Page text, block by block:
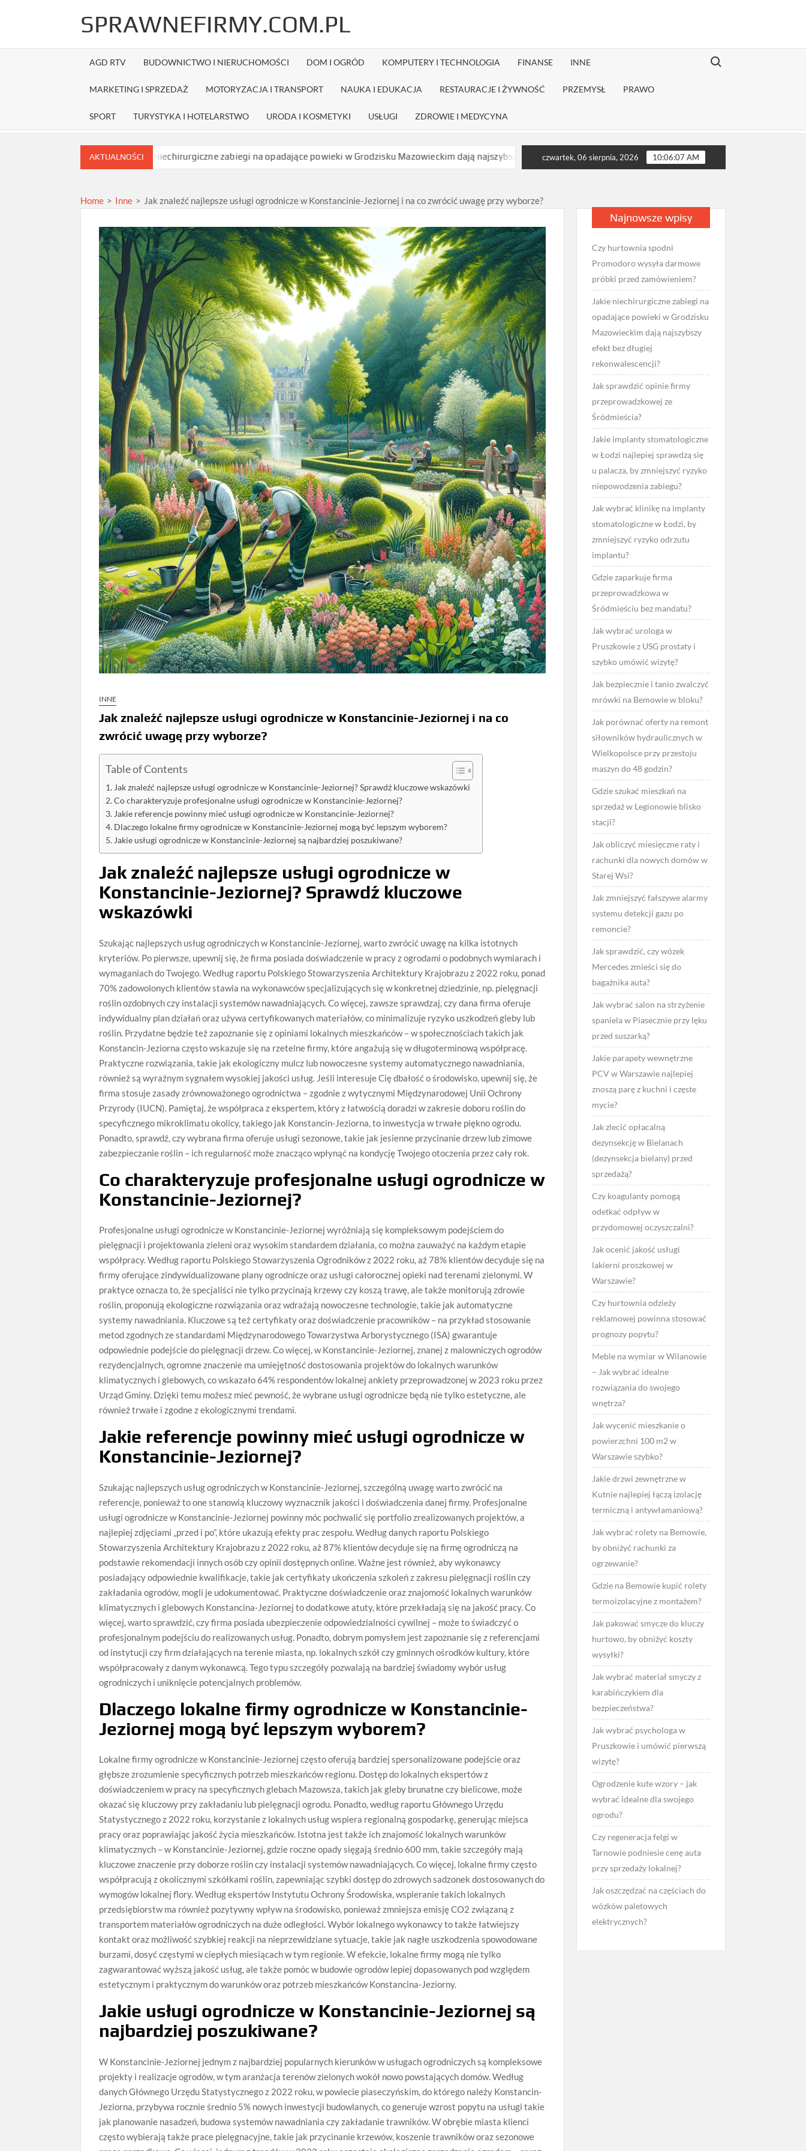
SPRAWNEFIRMY.COM.PL
AGD RTV BUDOWNICTWO I NIERUCHOMOŚCI DOM I OGRÓD KOMPUTERY I TECHNOLOGIA FINANSE INNE
MARKETING I SPRZEDAŻ MOTORYZACJA I TRANSPORT NAUKA I EDUKACJA RESTAURACJE I ŻYWNOŚĆ PRZEMYSŁ PRAWO
SPORT TURYSTYKA I HOTELARSTWO URODA I KOSMETYKI USŁUGI ZDROWIE I MEDYCYNA
Search for:
AKTUALNOŚCI
Jakie niechirurgiczne zabiegi na opadające powieki w Grodzisku Mazowieckim dają najszybszy efekt bez długiej rekonwalescencji? Jak sprawdzić opinie firmy przeprowadzkowej
czwartek, 06 sierpnia, 2026 10:06:09 AM
Home > Inne > Jak znaleźć najlepsze usługi ogrodnicze w Konstancinie-Jeziornej i na co zwrócić uwagę przy wyborze?
INNE
Jak znaleźć najlepsze usługi ogrodnicze w Konstancinie-Jeziornej i na co
zwrócić uwagę przy wyborze?
Table of Contents
Jak znaleźć najlepsze usługi ogrodnicze w Konstancinie-Jeziornej? Sprawdź kluczowe wskazówki
Co charakteryzuje profesjonalne usługi ogrodnicze w Konstancinie-Jeziornej?
Jakie referencje powinny mieć usługi ogrodnicze w Konstancinie-Jeziornej?
Dlaczego lokalne firmy ogrodnicze w Konstancinie-Jeziornej mogą być lepszym wyborem?
Jakie usługi ogrodnicze w Konstancinie-Jeziornej są najbardziej poszukiwane?
Jak znaleźć najlepsze usługi ogrodnicze w
Konstancinie-Jeziornej? Sprawdź kluczowe
wskazówki
Szukając najlepszych usług ogrodniczych w Konstancinie-Jeziornej, warto zwrócić uwagę na kilka istotnych
kryteriów. Po pierwsze, upewnij się, że firma posiada doświadczenie w pracy z ogrodami o podobnych wymiarach i
wymaganiach do Twojego. Według raportu Polskiego Stowarzyszenia Architektury Krajobrazu z 2022 roku, ponad
70% zadowolonych klientów stawia na wykonawców specjalizujących się w konkretnej dziedzinie, np. pielęgnacji
roślin ozdobnych czy instalacji systemów nawadniających. Co więcej, zawsze sprawdzaj, czy dana firma oferuje
indywidualny plan działań oraz używa certyfikowanych materiałów, co minimalizuje ryzyko uszkodzeń gleby lub
roślin. Przydatne będzie też zapoznanie się z opiniami lokalnych mieszkańców – w społecznościach takich jak
Konstancin-Jeziorna często wskazuje się na rzetelne firmy, które angażują się w długoterminową współpracę.
Praktyczne rozwiązania, takie jak ekologiczny mulcz lub nowoczesne systemy automatycznego nawadniania,
również są wyraźnym sygnałem wysokiej jakości usług. Jeśli interesuje Cię dbałość o środowisko, upewnij się, że
firma stosuje zasady zrównoważonego ogrodnictwa – zgodnie z wytycznymi Międzynarodowej Unii Ochrony
Przyrody (IUCN). Pamiętaj, że współpraca z ekspertem, który z łatwością doradzi w zakresie doboru roślin do
specyficznego mikroklimatu okolicy, takiego jak Konstancin-Jeziorna, to inwestycja w trwałe piękno ogrodu.
Ponadto, sprawdź, czy wybrana firma oferuje usługi sezonowe, takie jak jesienne przycinanie drzew lub zimowe
zabezpieczanie roślin – ich regularność może znacząco wpłynąć na kondycję Twojego otoczenia przez cały rok.
Co charakteryzuje profesjonalne usługi ogrodnicze w
Konstancinie-Jeziornej?
Profesjonalne usługi ogrodnicze w Konstancinie-Jeziornej wyróżniają się kompleksowym podejściem do
pielęgnacji i projektowania zieleni oraz wysokim standardem działania, co można zauważyć na każdym etapie
współpracy. Według raportu Polskiego Stowarzyszenia Ogrodników z 2022 roku, aż 78% klientów decyduje się na
firmy oferujące zindywidualizowane plany ogrodnicze oraz usługi całorocznej opieki nad terenami zielonymi. W
praktyce oznacza to, że specjaliści nie tylko przycinają krzewy czy koszą trawę, ale także monitorują zdrowie
roślin, proponują ekologiczne rozwiązania oraz wdrażają nowoczesne technologie, takie jak automatyczne
systemy nawadniania. Kluczowe są też certyfikaty oraz doświadczenie pracowników – na przykład stosowanie
metod zgodnych ze standardami Międzynarodowego Towarzystwa Arborystycznego (ISA) gwarantuje
odpowiednie podejście do pielęgnacji drzew. Co więcej, w Konstancinie-Jeziornej, znanej z malowniczych ogrodów
rezydencjalnych, ogromne znaczenie ma umiejętność dostosowania projektów do lokalnych warunków
klimatycznych i glebowych, co wskazało 64% respondentów lokalnej ankiety przeprowadzonej w 2023 roku przez
Urząd Gminy. Dzięki temu możesz mieć pewność, że wybrane usługi ogrodnicze będą nie tylko estetyczne, ale
również trwałe i zgodne z ekologicznymi trendami.
Jakie referencje powinny mieć usługi ogrodnicze w
Konstancinie-Jeziornej?
Szukając najlepszych usług ogrodniczych w Konstancinie-Jeziornej, szczególną uwagę warto zwrócić na
referencje, ponieważ to one stanowią kluczowy wyznacznik jakości i doświadczenia danej firmy. Profesjonalne
usługi ogrodnicze w Konstancinie-Jeziornej powinny móc pochwalić się portfolio zrealizowanych projektów, a
najlepiej zdjęciami „przed i po”, które ukazują efekty prac zespołu. Według danych raportu Polskiego
Stowarzyszenia Architektury Krajobrazu z 2022 roku, aż 87% klientów decyduje się na firmę ogrodniczą na
podstawie rekomendacji innych osób czy opinii dostępnych online. Ważne jest również, aby wykonawcy
posiadający odpowiednie kwalifikacje, takie jak certyfikaty ukończenia szkoleń z zakresu pielęgnacji roślin czy
zakładania ogrodów, mogli je udokumentować. Praktyczne doświadczenie oraz znajomość lokalnych warunków
klimatycznych i glebowych Konstancina-Jeziornej to dodatkowe atuty, które przekładają się na jakość pracy. Co
więcej, warto sprawdzić, czy firma posiada ubezpieczenie odpowiedzialności cywilnej – może to świadczyć o
profesjonalnym podejściu do realizowanych usług. Ponadto, dobrym pomysłem jest zapoznanie się z referencjami
od instytucji czy firm działających na terenie miasta, np. lokalnych szkół czy gminnych ośrodków kultury, które
współpracowały z danym wykonawcą. Tego typu szczegóły pozwalają na bardziej świadomy wybór usług
ogrodniczych i uniknięcie potencjalnych problemów.
Dlaczego lokalne firmy ogrodnicze w Konstancinie-
Jeziornej mogą być lepszym wyborem?
Lokalne firmy ogrodnicze w Konstancinie-Jeziornej często oferują bardziej spersonalizowane podejście oraz
głębsze zrozumienie specyficznych potrzeb mieszkańców regionu. Dostęp do lokalnych ekspertów z
doświadczeniem w pracy na specyficznych glebach Mazowsza, takich jak gleby brunatne czy bielicowe, może
okazać się kluczowy przy zakładaniu lub pielęgnacji ogrodu. Ponadto, według raportu Głównego Urzędu
Statystycznego z 2022 roku, korzystanie z lokalnych usług wspiera regionalną gospodarkę, generując miejsca
pracy oraz poprawiając jakość życia mieszkańców. Istotna jest także ich znajomość lokalnych warunków
klimatycznych – w Konstancinie-Jeziornej, gdzie roczne opady sięgają średnio 600 mm, takie szczegóły mają
kluczowe znaczenie przy doborze roślin czy instalacji systemów nawadniających. Co więcej, lokalne firmy często
współpracują z okolicznymi szkółkami roślin, zapewniając szybki dostęp do zdrowych sadzonek dostosowanych do
wymogów lokalnej flory. Według ekspertów Instytutu Ochrony Środowiska, wspieranie takich lokalnych
przedsiębiorstw ma również pozytywny wpływ na środowisko, ponieważ zmniejsza emisję CO2 związaną z
transportem materiałów ogrodniczych na duże odległości. Wybór lokalnego wykonawcy to także łatwiejszy
kontakt oraz możliwość szybkiej reakcji na nieprzewidziane sytuacje, takie jak nagłe uszkodzenia spowodowane
burzami, dosyć częstymi w ciepłych miesiącach w tym regionie. W efekcie, lokalne firmy mogą nie tylko
zagwarantować wyższą jakość usług, ale także pomóc w budowie ogrodów lepiej dopasowanych pod względem
estetycznym i praktycznym do warunków oraz potrzeb mieszkańców Konstancina-Jeziorny.
Jakie usługi ogrodnicze w Konstancinie-Jeziornej są
najbardziej poszukiwane?
W Konstancinie-Jeziornej jednym z najbardziej popularnych kierunków w usługach ogrodniczych są kompleksowe
projekty i realizacje ogrodów, w tym aranżacja terenów zielonych wokół nowo powstających domów. Według
danych Głównego Urzędu Statystycznego z 2022 roku, w powiecie piaseczyńskim, do którego należy Konstancin-
Jeziorna, przybywa rocznie średnio 5% nowych inwestycji budowlanych, co generuje wzrost popytu na usługi takie
jak planowanie nasadzeń, budowa systemów nawadniania czy zakładanie trawników. W obrębie miasta klienci
często wybierają także prace pielęgnacyjne, takie jak przycinanie krzewów, koszenie trawników oraz sezonowe
Najnowsze wpisy
Czy hurtownia spodni
Promodoro wysyła darmowe
próbki przed zamówieniem?
Jakie niechirurgiczne zabiegi na
opadające powieki w Grodzisku
Mazowieckim dają najszybszy
efekt bez długiej
rekonwalescencji?
Jak sprawdzić opinie firmy
przeprowadzkowej ze
Śródmieścia?
Jakie implanty stomatologiczne
w Łodzi najlepiej sprawdzą się
u palacza, by zmniejszyć ryzyko
niepowodzenia zabiegu?
Jak wybrać klinikę na implanty
stomatologiczne w Łodzi, by
zmniejszyć ryzyko odrzutu
implantu?
Gdzie zaparkuje firma
przeprowadzkowa w
Śródmieściu bez mandatu?
Jak wybrać urologa w
Pruszkowie z USG prostaty i
szybko umówić wizytę?
Jak bezpiecznie i tanio zwalczyć
mrówki na Bemowie w bloku?
Jak porównać oferty na remont
siłowników hydraulicznych w
Wielkopolsce przy przestoju
maszyn do 48 godzin?
Gdzie szukać mieszkań na
sprzedaż w Legionowie blisko
stacji?
Jak obliczyć miesięczne raty i
rachunki dla nowych domów w
Starej Wsi?
Jak zmniejszyć fałszywe alarmy
systemu detekcji gazu po
remoncie?
Jak sprawdzić, czy wózek
Mercedes zmieści się do
bagażnika auta?
Jak wybrać salon na strzyżenie
spaniela w Piasecznie przy lęku
przed suszarką?
Jakie parapety wewnętrzne
PCV w Warszawie najlepiej
znoszą parę z kuchni i częste
mycie?
Jak zlecić opłacalną
dezynsekcję w Bielanach
(dezynsekcja bielany) przed
sprzedażą?
Czy koagulanty pomogą
odetkać odpływ w
przydomowej oczyszczalni?
Jak ocenić jakość usługi
lakierni proszkowej w
Warszawie?
Czy hurtownia odzieży
reklamowej powinna stosować
prognozy popytu?
Meble na wymiar w Wilanowie
– Jak wybrać idealne
rozwiązania do swojego
wnętrza?
Jak wycenić mieszkanie o
powierzchni 100 m2 w
Warszawie szybko?
Jakie drzwi zewnętrzne w
Kutnie najlepiej łączą izolację
termiczną i antywłamaniową?
Jak wybrać rolety na Bemowie,
by obniżyć rachunki za
ogrzewanie?
Gdzie na Bemowie kupić rolety
termoizolacyjne z montażem?
Jak pakować smycze do kluczy
hurtowo, by obniżyć koszty
wysyłki?
Jak wybrać materiał smyczy z
karabińczykiem dla
bezpieczeństwa?
Jak wybrać psychologa w
Pruszkowie i umówić pierwszą
wizytę?
Ogrodzenie kute wzory – jak
wybrać idealne dla swojego
ogrodu?
Czy regeneracja felgi w
Tarnowie podniesie cenę auta
przy sprzedaży lokalnej?
Jak oszczędzać na częściach do
wózków paletowych
elektrycznych?